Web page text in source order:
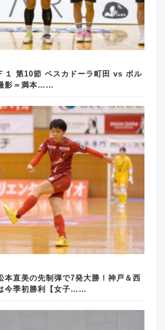
１ 第10節 ペスカドーラ町田 vs ボル
影＝満本……
本直美の先制弾で7発大勝！神戸＆西
今季初勝利【女子……